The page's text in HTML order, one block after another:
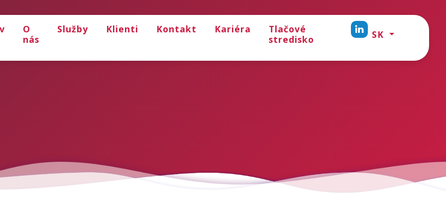
O
nás
Služby Klienti Kontakt Kariéra
Tlačové
stredisko
SK